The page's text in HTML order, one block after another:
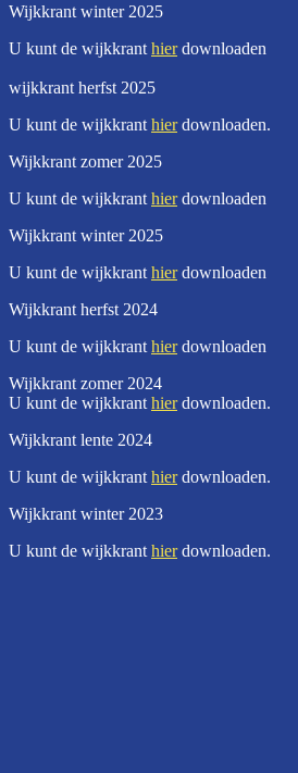
Wijkkrant winter 2025
U kunt de wijkkrant hierdownloaden
wijkkrant herfst 2025
U kunt de wijkkrant hierdownloaden.
Wijkkrant zomer 2025
U kunt de wijkkrant hierdownloaden
Wijkkrant winter 2025
U kunt de wijkkrant hierdownloaden
Wijkkrant herfst 2024
U kunt de wijkkrant hierdownloaden
Wijkkrant zomer 2024
U kunt de wijkkrant hierdownloaden.
Wijkkrant lente 2024
U kunt de wijkkrant hierdownloaden.
Wijkkrant winter 2023
U kunt de wijkkrant hierdownloaden.